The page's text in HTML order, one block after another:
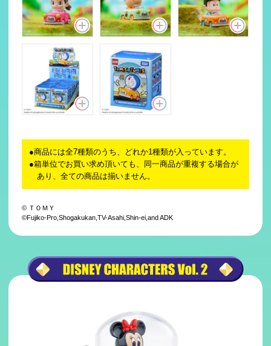
商品には全7種類のうち、どれか1種類が入っています。
箱単位でお買い求め頂いても、同一商品が重複する場合が
あり、全ての商品は揃いません。
© ＴＯＭＹ
©Fujiko-Pro,Shogakukan,TV-Asahi,Shin-ei,and ADK